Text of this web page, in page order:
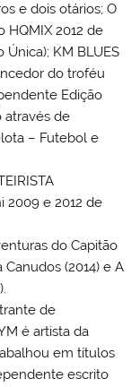
e dois otários; O
HQMIX 2012 de
KM BLUES
do troféu
Edição
através de
– Futebol e
2009 e 2012 de
do Capitão
(2014) e A
de
é artista da
em títulos
escrito